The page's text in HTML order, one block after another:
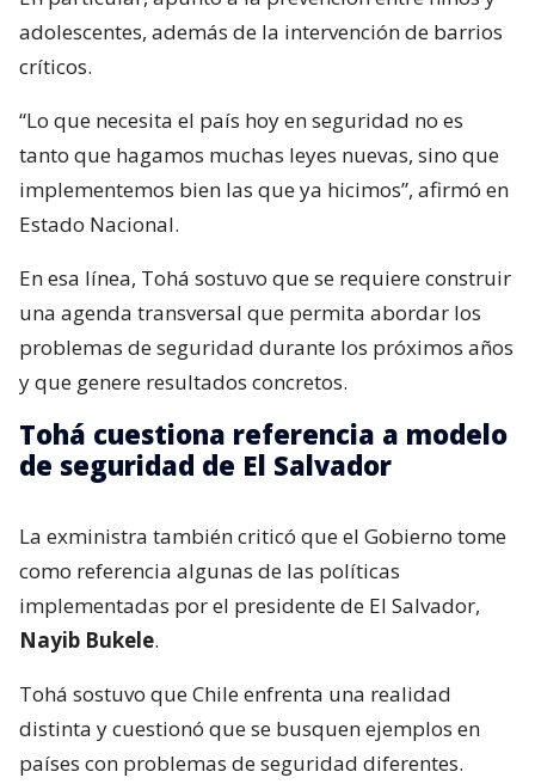
adolescentes, además de la intervención de barrios
críticos.
“Lo que necesita el país hoy en seguridad no es
tanto que hagamos muchas leyes nuevas, sino que
implementemos bien las que ya hicimos”, afirmó en
Estado Nacional.
En esa línea, Tohá sostuvo que se requiere construir
una agenda transversal que permita abordar los
problemas de seguridad durante los próximos años
y que genere resultados concretos.
Tohá cuestiona referencia a modelo
de seguridad de El Salvador
La exministra también criticó que el Gobierno tome
como referencia algunas de las políticas
implementadas por el presidente de El Salvador,
Nayib Bukele.
Tohá sostuvo que Chile enfrenta una realidad
distinta y cuestionó que se busquen ejemplos en
países con problemas de seguridad diferentes.